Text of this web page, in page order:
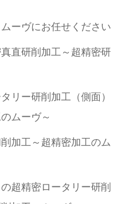
ーヴにお任せください
直研削加工～超精密研
リー研削加工（側面）
ムーヴ～
加工～超精密加工のム
超精密ロータリー研削